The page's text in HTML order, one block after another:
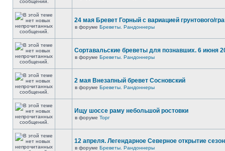
24 мая Бревет Горный с вариацией грунтового/
в форуме Бреветы. Рандоннеры
Сортавальские бреветы для познавших. 6 июня
в форуме Бреветы. Рандоннеры
2 мая Внезапный бревет Сосновский
в форуме Бреветы. Рандоннеры
Ищу шоссе раму небольшой ростовки
в форуме Торг
12 апреля. Легендарное Северное открытие
в форуме Бреветы. Рандоннеры